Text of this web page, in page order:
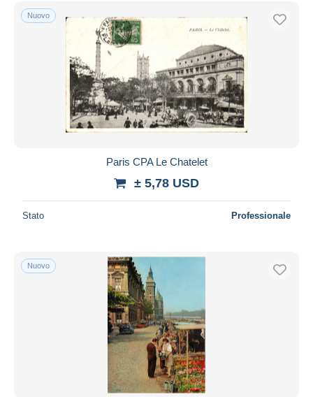
Spedizione gratuita
Metodi di pagamento
PayPal
Bonifico bancario
Visa
Mastercard
Bancontact
Residenza del venditore
Aggiorna
Nuovo
Paris CPA Le Chatelet
± 5,78 USD
Stato Professionale
Nuovo